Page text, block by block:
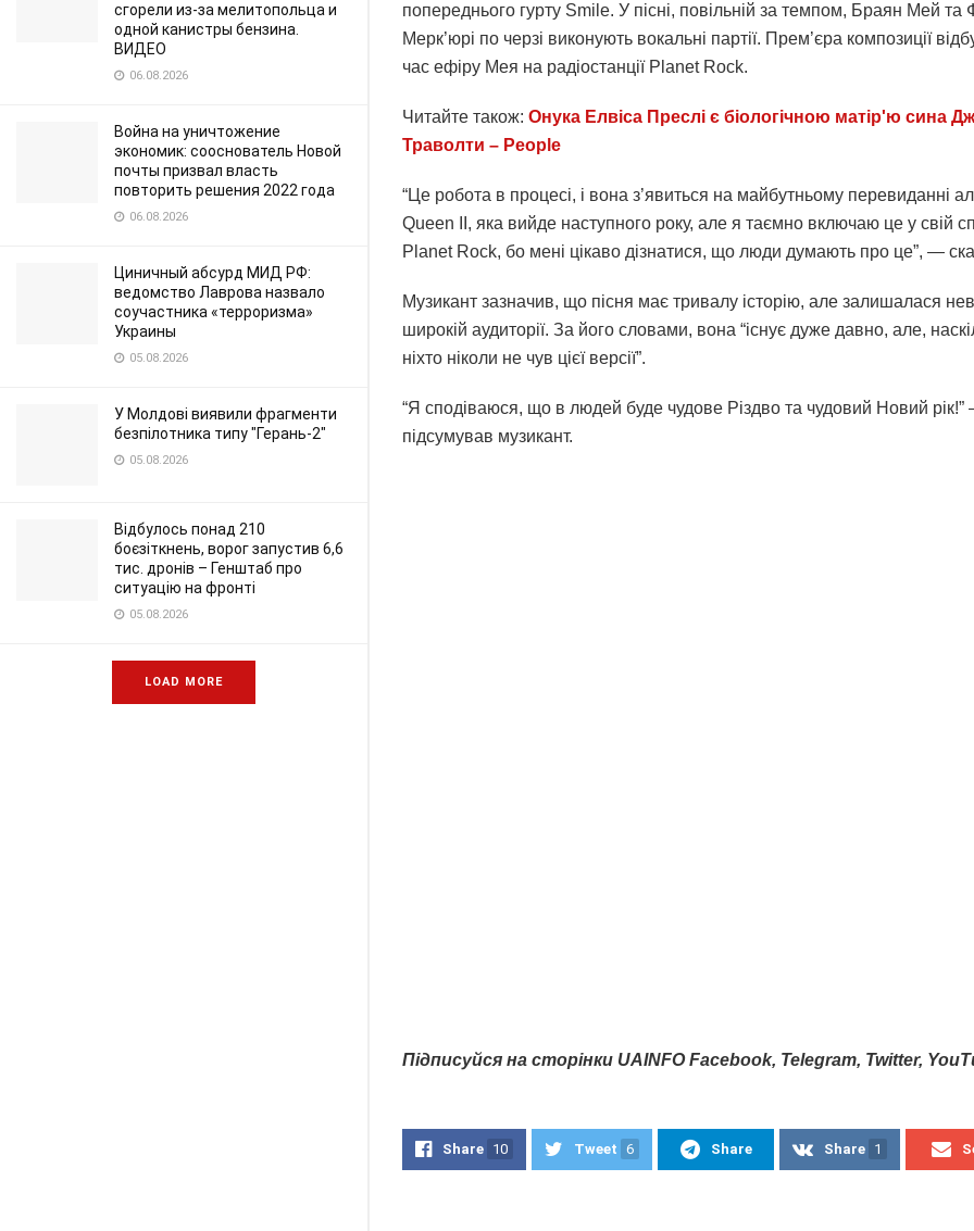
сгорели из-за мелитопольца и
одной канистры бензина.
ВИДЕО
06.08.2026
Война на уничтожение
экономик: сооснователь Новой
почты призвал власть
повторить решения 2022 года
06.08.2026
Циничный абсурд МИД РФ:
ведомство Лаврова назвало
соучастника «терроризма»
Украины
05.08.2026
У Молдові виявили фрагменти
безпілотника типу "Герань-2"
05.08.2026
Відбулось понад 210
боєзіткнень, ворог запустив 6,6
тис. дронів – Генштаб про
ситуацію на фронті
05.08.2026
LOAD MORE
попереднього гурту Smile. У пісні, повільній за темпом, Браян Мей та
Мерк’юрі по черзі виконують вокальні партії. Прем’єра композиції
час ефіру Мея на радіостанції Planet Rock.
Читайте також: Онука Елвіса Преслі є біологічною матір'ю сина
Траволти – People
“Це робота в процесі, і вона з’явиться на майбутньому перевиданні
Queen II, яка вийде наступного року, але я таємно включаю це у свій
Planet Rock, бо мені цікаво дізнатися, що люди думають про це”, —
Музикант зазначив, що пісня має тривалу історію, але залишалася
широкій аудиторії. За його словами, вона “існує дуже давно, але,
ніхто ніколи не чув цієї версії”.
“Я сподіваюся, що в людей буде чудове Різдво та чудовий Новий
підсумував музикант.
Підписуйся на сторінки UAINFO Facebook, Telegram, Twitter,
Share 10 Tweet 6 Share Share 1